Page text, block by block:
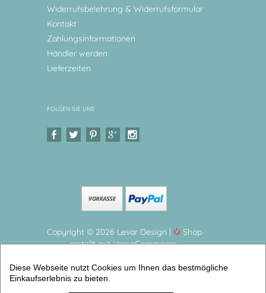
Widerrufsbelehrung & Widerrufsformular
Kontakt
Zahlungsinformationen
Händler werden
Lieferzeiten
FOLGEN SIE UNS
Copyright © 2026 Levar Design |
Shop
erstellt mit VersaCommerce.
Woodland Zauberhaftes Platzset mit Namen
personalisiert (Tischsets personalisiert) |
Diese Webseite nutzt Cookies um Ihnen das bestmögliche
Einkaufserlebnis zu bieten.